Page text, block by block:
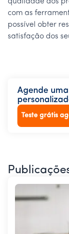
com as
possível obter
satisfação dos
Agende
Teste grátis